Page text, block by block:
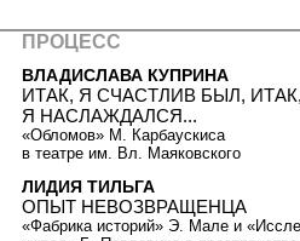
ПРОЦЕСС
ВЛАДИСЛАВА КУПРИНА
ИТАК, Я СЧАСТЛИВ БЫЛ, ИТАК,
Я НАСЛАЖДАЛСЯ...
«Обломов» М. Карбаускиса
в театре им. Вл. Маяковского
ЛИДИЯ ТИЛЬГА
ОПЫТ НЕВОЗВРАЩЕНЦА
«Фабрика историй» Э. Мале и